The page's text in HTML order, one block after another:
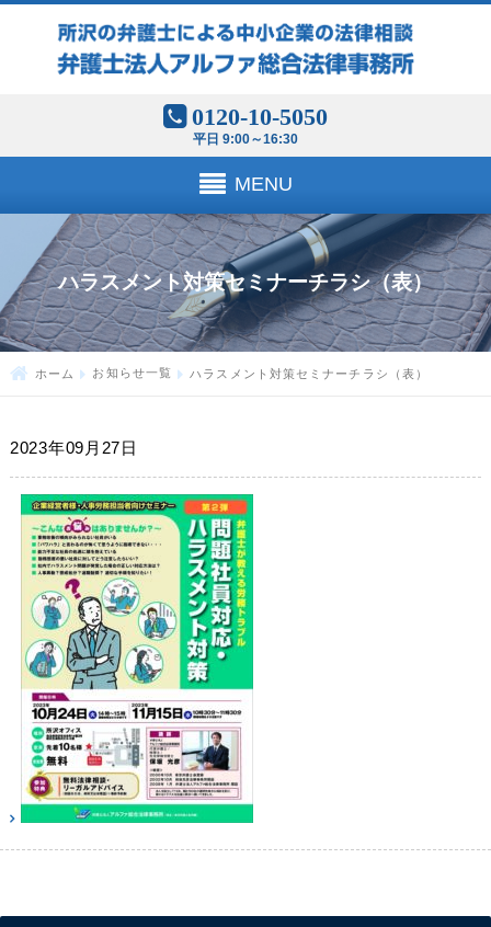
0120-10-5050
平日 9:00～16:30
MENU
ハラスメント対策セミナーチラシ（表）
ホーム お知らせ一覧 ハラスメント対策セミナーチラシ（表）
2023年09月27日